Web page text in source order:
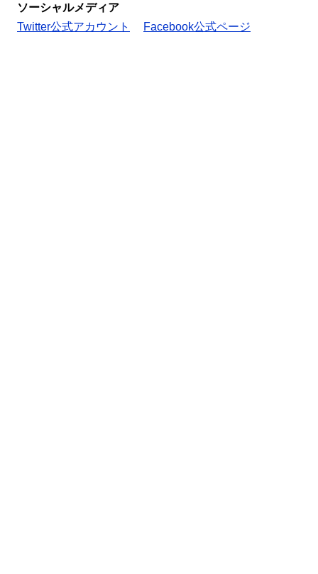
ソーシャルメディア
Twitter公式アカウント
Facebook公式ページ